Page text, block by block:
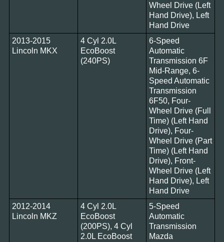
Wheel Drive (Left
Hand Drive), Left
Hand Drive
2013-2015
Lincoln MKX
4 Cyl 2.0L
EcoBoost
(240PS)
6-Speed
Automatic
Transmission 6F
Mid-Range, 6-
Speed Automatic
Transmission
6F50, Four-
Wheel Drive (Full
Time) (Left Hand
Drive), Four-
Wheel Drive (Part
Time) (Left Hand
Drive), Front-
Wheel Drive (Left
Hand Drive), Left
Hand Drive
2012-2014
Lincoln MKZ
4 Cyl 2.0L
EcoBoost
(200PS), 4 Cyl
2.0L EcoBoost
5-Speed
Automatic
Transmission
Mazda